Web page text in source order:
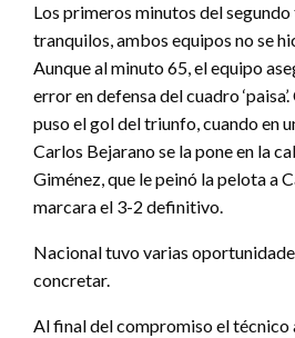
Los primeros minutos del
tranquilos, ambos equipos no se
Aunque al minuto 65, el equipo
error en defensa del cuadro
puso el gol del triunfo, cuando en
Carlos Bejarano se la pone en la
Giménez, que le peinó la pelota a
marcara el 3-2 definitivo.
Nacional tuvo varias
concretar.
Al final del compromiso el técnico